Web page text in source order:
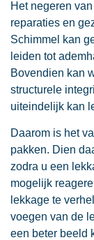
Het negeren
reparaties en
Schimmel kan
leiden tot
Bovendien kan
structurele
uiteindelijk kan
Daarom is het
pakken. Dien
zodra u een
mogelijk
lekkage te
voegen van de
een beter beeld